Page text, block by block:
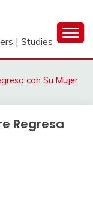
| Studies
con Su Mujer
Regresa